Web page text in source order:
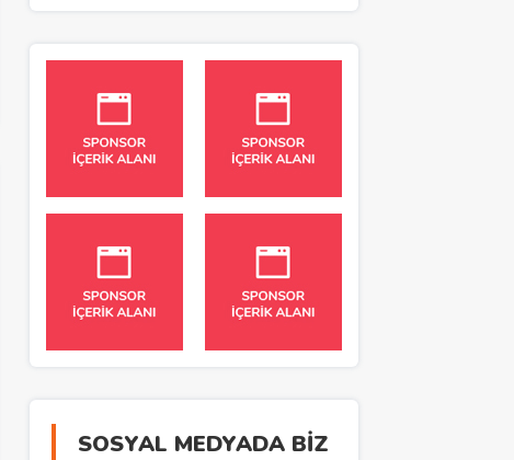
SOSYAL MEDYADA BİZ